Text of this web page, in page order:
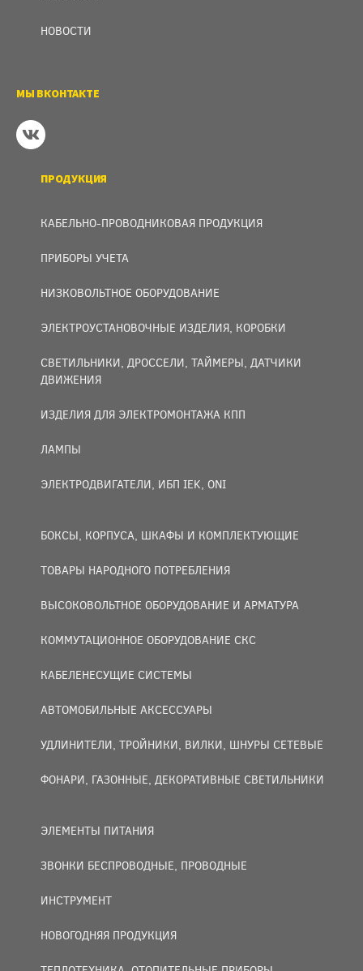
НОВОСТИ
МЫ ВКОНТАКТЕ
ПРОДУКЦИЯ
КАБЕЛЬНО-ПРОВОДНИКОВАЯ ПРОДУКЦИЯ
ПРИБОРЫ УЧЕТА
НИЗКОВОЛЬТНОЕ ОБОРУДОВАНИЕ
ЭЛЕКТРОУСТАНОВОЧНЫЕ ИЗДЕЛИЯ, КОРОБКИ
СВЕТИЛЬНИКИ, ДРОССЕЛИ, ТАЙМЕРЫ, ДАТЧИКИ
ДВИЖЕНИЯ
ИЗДЕЛИЯ ДЛЯ ЭЛЕКТРОМОНТАЖА КПП
ЛАМПЫ
ЭЛЕКТРОДВИГАТЕЛИ, ИБП IEK, ONI
БОКСЫ, КОРПУСА, ШКАФЫ И КОМПЛЕКТУЮЩИЕ
ТОВАРЫ НАРОДНОГО ПОТРЕБЛЕНИЯ
ВЫСОКОВОЛЬТНОЕ ОБОРУДОВАНИЕ И АРМАТУРА
КОММУТАЦИОННОЕ ОБОРУДОВАНИЕ СКС
КАБЕЛЕНЕСУЩИЕ СИСТЕМЫ
АВТОМОБИЛЬНЫЕ АКСЕССУАРЫ
УДЛИНИТЕЛИ, ТРОЙНИКИ, ВИЛКИ, ШНУРЫ СЕТЕВЫЕ
ФОНАРИ, ГАЗОННЫЕ, ДЕКОРАТИВНЫЕ СВЕТИЛЬНИКИ
ЭЛЕМЕНТЫ ПИТАНИЯ
ЗВОНКИ БЕСПРОВОДНЫЕ, ПРОВОДНЫЕ
ИНСТРУМЕНТ
НОВОГОДНЯЯ ПРОДУКЦИЯ